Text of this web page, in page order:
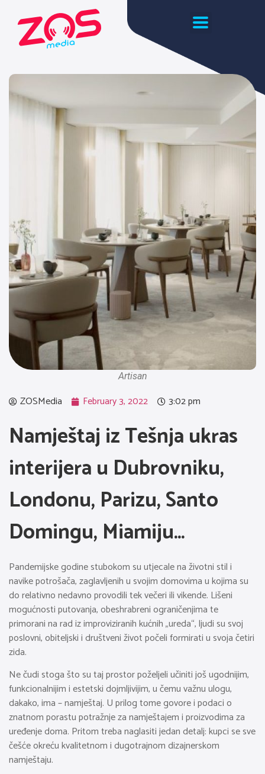
Artisan
ZOSMedia February 3, 2022 3:02 pm
Namještaj iz Tešnja ukras
interijera u Dubrovniku,
Londonu, Parizu, Santo
Domingu, Miamiju…
Pandemijske godine stubokom su utjecale na životni stil i
navike potrošača, zaglavljenih u svojim domovima u kojima su
do relativno nedavno provodili tek večeri ili vikende. Lišeni
mogućnosti putovanja, obeshrabreni ograničenjima te
primorani na rad iz improviziranih kućnih „ureda“, ljudi su svoj
poslovni, obiteljski i društveni život počeli formirati u svoja četiri
zida.
Ne čudi stoga što su taj prostor poželjeli učiniti još ugodnijim,
funkcionalnijim i estetski dojmljivijim, u čemu važnu ulogu,
dakako, ima – namještaj. U prilog tome govore i podaci o
znatnom porastu potražnje za namještajem i proizvodima za
uređenje doma. Pritom treba naglasiti jedan detalj: kupci se sve
češće okreću kvalitetnom i dugotrajnom dizajnerskom
namještaju.